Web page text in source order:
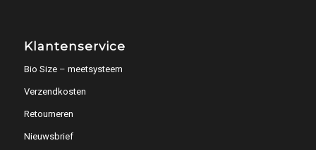
Klantenservice
Bio Size – meetsysteem
Verzendkosten
Retourneren
Nieuwsbrief